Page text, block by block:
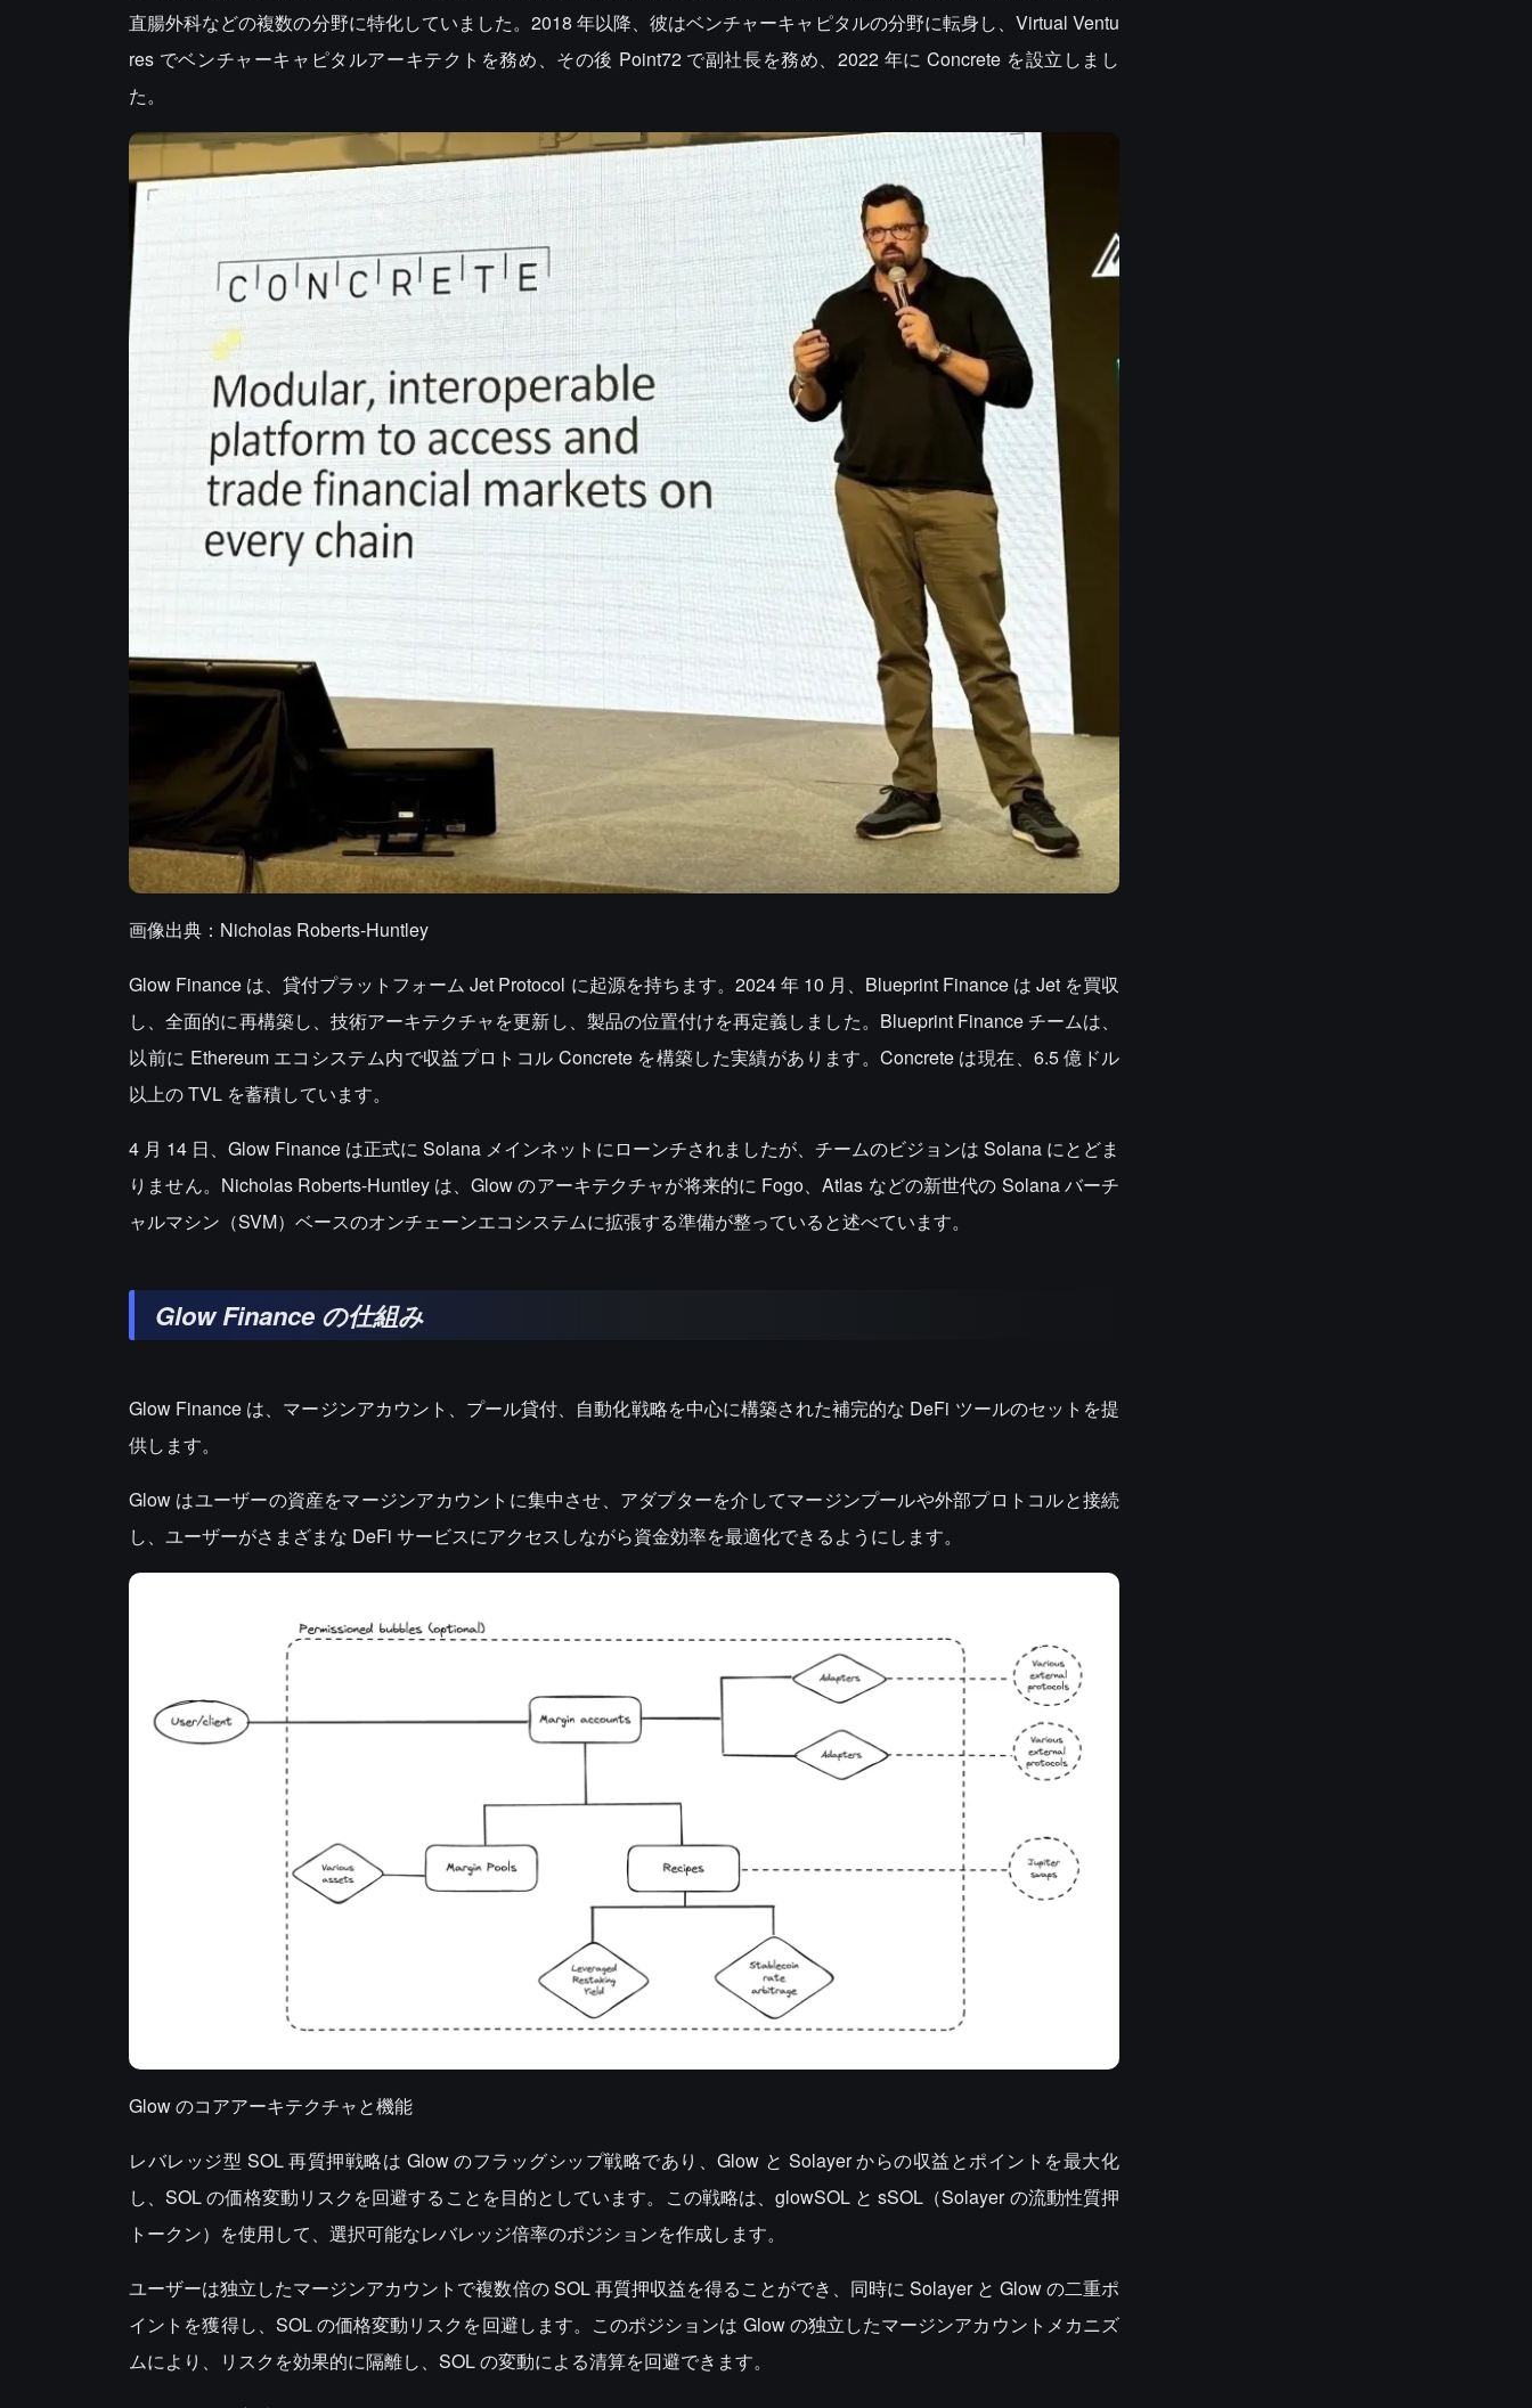
直腸外科などの複数の分野に特化していました。2018 年以降、彼はベンチャーキャピタルの分野に転身し、Virtual Ventu
res でベンチャーキャピタルアーキテクトを務め、その後 Point72 で副社長を務め、2022 年に Concrete を設立しまし
た。
画像出典：Nicholas Roberts-Huntley
Glow Finance は、貸付プラットフォーム Jet Protocol に起源を持ちます。2024 年 10 月、Blueprint Finance は Jet を買収
し、全面的に再構築し、技術アーキテクチャを更新し、製品の位置付けを再定義しました。Blueprint Finance チームは、
以前に Ethereum エコシステム内で収益プロトコル Concrete を構築した実績があります。Concrete は現在、6.5 億ドル
以上の TVL を蓄積しています。
4 月 14 日、Glow Finance は正式に Solana メインネットにローンチされましたが、チームのビジョンは Solana にとどま
りません。Nicholas Roberts-Huntley は、Glow のアーキテクチャが将来的に Fogo、Atlas などの新世代の Solana バーチ
ャルマシン（SVM）ベースのオンチェーンエコシステムに拡張する準備が整っていると述べています。
Glow Finance の仕組み
Glow Finance は、マージンアカウント、プール貸付、自動化戦略を中心に構築された補完的な DeFi ツールのセットを提
供します。
Glow はユーザーの資産をマージンアカウントに集中させ、アダプターを介してマージンプールや外部プロトコルと接続
し、ユーザーがさまざまな DeFi サービスにアクセスしながら資金効率を最適化できるようにします。
Glow のコアアーキテクチャと機能
レバレッジ型 SOL 再質押戦略は Glow のフラッグシップ戦略であり、Glow と Solayer からの収益とポイントを最大化
し、SOL の価格変動リスクを回避することを目的としています。この戦略は、glowSOL と sSOL（Solayer の流動性質押
トークン）を使用して、選択可能なレバレッジ倍率のポジションを作成します。
ユーザーは独立したマージンアカウントで複数倍の SOL 再質押収益を得ることができ、同時に Solayer と Glow の二重ポ
イントを獲得し、SOL の価格変動リスクを回避します。このポジションは Glow の独立したマージンアカウントメカニズ
ムにより、リスクを効果的に隔離し、SOL の変動による清算を回避できます。